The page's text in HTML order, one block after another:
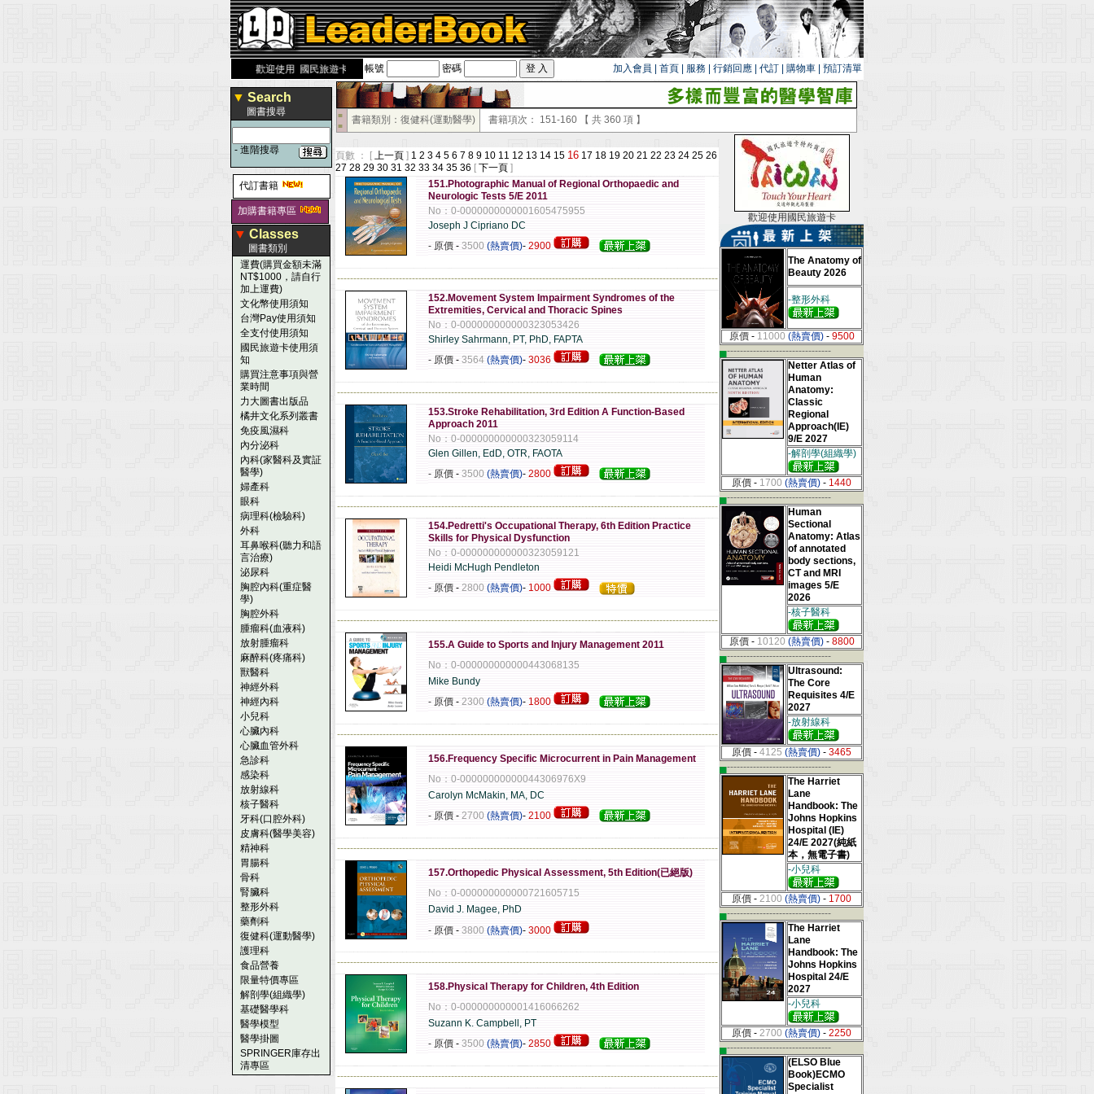
歡迎使用 國民旅遊卡！！ 帳號 密碼 加入會員 首頁 服務 行銷回應 代訂 購物車 預訂清單
▼ Search
圖書搜尋
- 進階搜尋
代訂書籍
加購書籍專區
▼ Classes
圖書類別
運費(購買金額未滿
NT$1000，請自行
加上運費)
文化幣使用須知
台灣Pay使用須知
全支付使用須知
國民旅遊卡使用須
知
購買注意事項與營
業時間
力大圖書出版品
橘井文化系列叢書
免疫風濕科
內分泌科
內科(家醫科及實証
醫學)
婦產科
眼科
病理科(檢驗科)
外科
耳鼻喉科(聽力和語
言治療)
泌尿科
胸腔內科(重症醫
學)
胸腔外科
腫瘤科(血液科)
放射腫瘤科
麻醉科(疼痛科)
獸醫科
神經外科
神經內科
小兒科
心臟內科
心臟血管外科
急診科
感染科
放射線科
核子醫科
牙科(口腔外科)
皮膚科(醫學美容)
精神科
胃腸科
骨科
腎臟科
整形外科
藥劑科
復健科(運動醫學)
護理科
食品營養
限量特價專區
解剖學(組織學)
基礎醫學科
醫學模型
醫學掛圖
SPRINGER庫存出
清專區
■
■
書籍類別：復健科(運動醫學) 書籍項次： 151-160 【 共 360 項 】
頁數 ： [ 上一頁 ] 1 2 3 4 5 6 7 8 9 10 11 12 13 14 15 16 17 18 19 20 21 22 23 24 25 26
27 28 29 30 31 32 33 34 35 36 [ 下一頁 ]
151.Photographic Manual of Regional Orthopaedic and
Neurologic Tests 5/E 2011
No：0-0000000000001605475955
Joseph J Cipriano DC
- 原價 - 3500 (熱賣價)- 2900
---------------------------------------------------------------------------------------------------------------------
152.Movement System Impairment Syndromes of the
Extremities, Cervical and Thoracic Spines
No：0-000000000000323053426
Shirley Sahrmann, PT, PhD, FAPTA
- 原價 - 3564 (熱賣價)- 3036
---------------------------------------------------------------------------------------------------------------------
153.Stroke Rehabilitation, 3rd Edition A Function-Based
Approach 2011
No：0-000000000000323059114
Glen Gillen, EdD, OTR, FAOTA
- 原價 - 3500 (熱賣價)- 2800
---------------------------------------------------------------------------------------------------------------------
154.Pedretti's Occupational Therapy, 6th Edition Practice
Skills for Physical Dysfunction
No：0-000000000000323059121
Heidi McHugh Pendleton
- 原價 - 2800 (熱賣價)- 1000
---------------------------------------------------------------------------------------------------------------------
155.A Guide to Sports and Injury Management 2011
No：0-000000000000443068135
Mike Bundy
- 原價 - 2300 (熱賣價)- 1800
---------------------------------------------------------------------------------------------------------------------
156.Frequency Specific Microcurrent in Pain Management
No：0-00000000000044306976X9
Carolyn McMakin, MA, DC
- 原價 - 2700 (熱賣價)- 2100
---------------------------------------------------------------------------------------------------------------------
157.Orthopedic Physical Assessment, 5th Edition(已絕版)
No：0-000000000000721605715
David J. Magee, PhD
- 原價 - 3800 (熱賣價)- 3000
---------------------------------------------------------------------------------------------------------------------
158.Physical Therapy for Children, 4th Edition
No：0-000000000001416066262
Suzann K. Campbell, PT
- 原價 - 3500 (熱賣價)- 2850
---------------------------------------------------------------------------------------------------------------------
歡迎使用國民旅遊卡
The Anatomy of
Beauty 2026
-整形外科
原價 - 11000 (熱賣價) - 9500
▄--------------------------------
Netter Atlas of
Human
Anatomy:
Classic
Regional
Approach(IE)
9/E 2027
-解剖學(組織學)
原價 - 1700 (熱賣價) - 1440
▄--------------------------------
Human
Sectional
Anatomy: Atlas
of annotated
body sections,
CT and MRI
images 5/E
2026
-核子醫科
原價 - 10120 (熱賣價) - 8800
▄--------------------------------
Ultrasound:
The Core
Requisites 4/E
2027
-放射線科
原價 - 4125 (熱賣價) - 3465
▄--------------------------------
The Harriet
Lane
Handbook: The
Johns Hopkins
Hospital (IE)
24/E 2027(純紙
本，無電子書)
-小兒科
原價 - 2100 (熱賣價) - 1700
▄--------------------------------
The Harriet
Lane
Handbook: The
Johns Hopkins
Hospital 24/E
2027
-小兒科
原價 - 2700 (熱賣價) - 2250
▄--------------------------------
(ELSO Blue
Book)ECMO
Specialist